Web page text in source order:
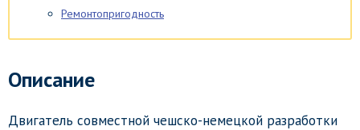
Ремонтопригодность
Описание
Двигатель совместной чешско-немецкой разработки